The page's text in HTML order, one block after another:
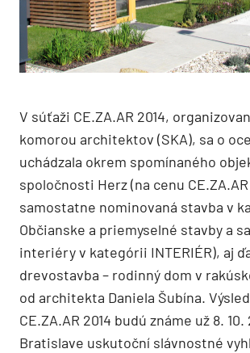
V súťaži CE.ZA.AR 2014,
komorou architektov (SKA), sa o
uchádzala okrem spomínaného
spoločnosti Herz (na cenu CE.ZA.AR
samostatne nominovaná stavba v
Občianske a priemyselné stavby a
interiéry v kategórii INTERIÉR), aj
drevostavba – rodinný dom v
od architekta Daniela Šubína.
CE.ZA.AR 2014 budú známe už 8. 10.
Bratislave uskutoční slávnostné